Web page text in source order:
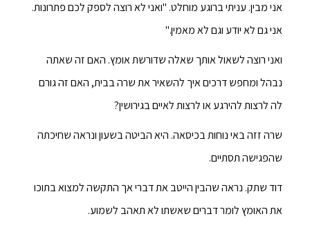
אני מבין. עניתי ברוגע מוחלט. "ואני לא רוצה לספק לכם פתרונות.
אני גם לא יודע וגם לא מאמין."
ואני רוצה לשאול אותך שאלה שדורשת אומץ. האם זה שאתה
נבהל ומחפש דרכים איך להשאיר את שרה בבית, האם זה גורם
לה לרצות להירגע או לרצות לאיים בגירושין?
שרה זזה באי נוחות בכיסאה. היא הביטה בשעון ונראה שחיכתה
שהפגישה תסתיים.
דוד שתק. נראה שהבין הייטב את דברי אך התקשה למצוא בתוכו
את האומץ לומר דברים שאשתו לא תאהב לשמוע.